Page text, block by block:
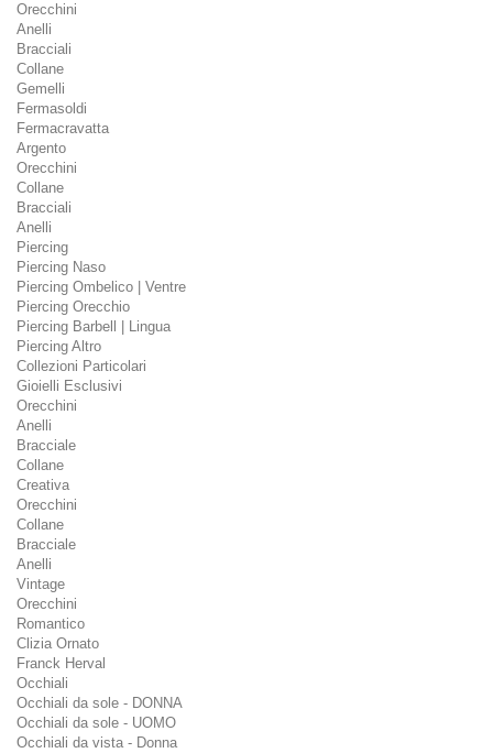
Orecchini
Anelli
Bracciali
Collane
Gemelli
Fermasoldi
Fermacravatta
Argento
Orecchini
Collane
Bracciali
Anelli
Piercing
Piercing Naso
Piercing Ombelico | Ventre
Piercing Orecchio
Piercing Barbell | Lingua
Piercing Altro
Collezioni Particolari
Gioielli Esclusivi
Orecchini
Anelli
Bracciale
Collane
Creativa
Orecchini
Collane
Bracciale
Anelli
Vintage
Orecchini
Romantico
Clizia Ornato
Franck Herval
Occhiali
Occhiali da sole - DONNA
Occhiali da sole - UOMO
Occhiali da vista - Donna